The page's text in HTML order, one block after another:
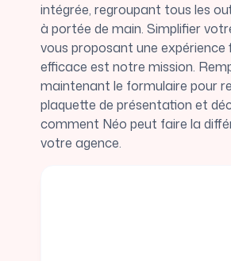
intégrée, regroupant tous les
à portée de main. Simplifier
vous proposant une expérience
efficace est notre mission.
maintenant le formulaire pour
plaquette de présentation et
comment Néo peut faire la
votre agence.